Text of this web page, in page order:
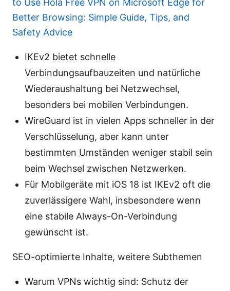
to Use Hola Free VPN on Microsoft Edge for
Better Browsing: Simple Guide, Tips, and
Safety Advice
IKEv2 bietet schnelle
Verbindungsaufbauzeiten und natürliche
Wiederaushaltung bei Netzwechsel,
besonders bei mobilen Verbindungen.
WireGuard ist in vielen Apps schneller in der
Verschlüsselung, aber kann unter
bestimmten Umständen weniger stabil sein
beim Wechsel zwischen Netzwerken.
Für Mobilgeräte mit iOS 18 ist IKEv2 oft die
zuverlässigere Wahl, insbesondere wenn
eine stabile Always-On-Verbindung
gewünscht ist.
SEO-optimierte Inhalte, weitere Subthemen
Warum VPNs wichtig sind: Schutz der